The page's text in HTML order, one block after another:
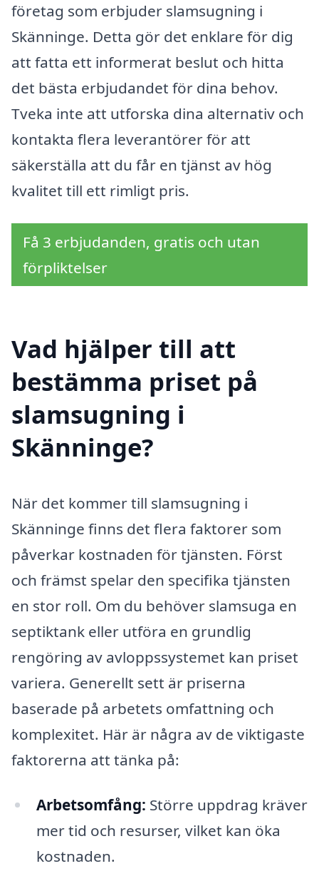
företag som erbjuder slamsugning i
Skänninge. Detta gör det enklare för dig
att fatta ett informerat beslut och hitta
det bästa erbjudandet för dina behov.
Tveka inte att utforska dina alternativ och
kontakta flera leverantörer för att
säkerställa att du får en tjänst av hög
kvalitet till ett rimligt pris.
Få 3 erbjudanden, gratis och utan
förpliktelser
Vad hjälper till att
bestämma priset på
slamsugning i
Skänninge?
När det kommer till slamsugning i
Skänninge finns det flera faktorer som
påverkar kostnaden för tjänsten. Först
och främst spelar den specifika tjänsten
en stor roll. Om du behöver slamsuga en
septiktank eller utföra en grundlig
rengöring av avloppssystemet kan priset
variera. Generellt sett är priserna
baserade på arbetets omfattning och
komplexitet. Här är några av de viktigaste
faktorerna att tänka på:
Arbetsomfång: Större uppdrag kräver
mer tid och resurser, vilket kan öka
kostnaden.